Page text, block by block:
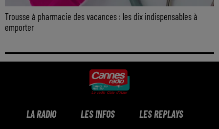
Trousse à pharmacie des vacances : les dix indispensables à
emporter
LA RADIO LES INFOS LES REPLAYS